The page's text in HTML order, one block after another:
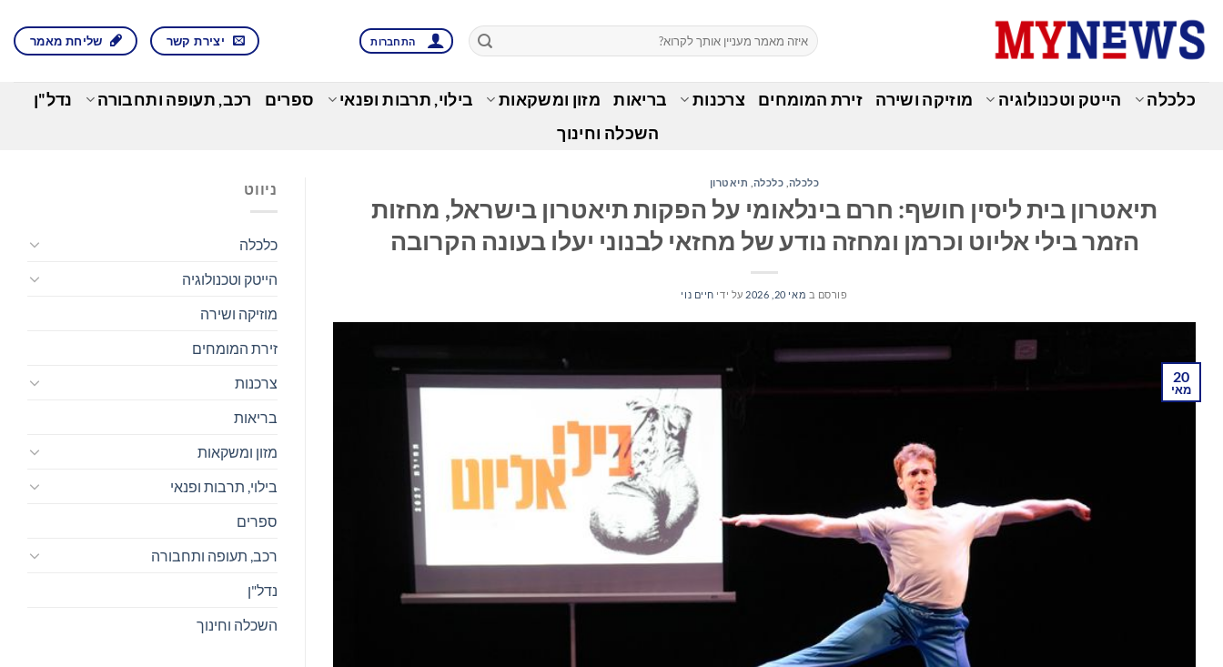
content
התחברות יצירת קשר שליחת מאמר
כלכלה הייטק וטכנולוגיה מוזיקה ושירה זירת המומחים צרכנות בריאות מזון ומשקאות בילוי, תרבות ופנאי ספרים רכב, תעופה ותחבורה
נדל"ן
השכלה וחינוך
כלכלה כלכלה תיאטרון
תיאטרון בית ליסין חושף: חרם בינלאומי על הפקות תיאטרון בישראל, מחזות
הזמר בילי אליוט וכרמן ומחזה נודע של מחזאי לבנוני יעלו בעונה הקרובה
פורסם ב מאי 20, 2026 על ידי חיים נוי
20
מאי
ניווט
כלכלה
הייטק וטכנולוגיה
מוזיקה ושירה
זירת המומחים
צרכנות
בריאות
מזון ומשקאות
בילוי, תרבות ופנאי
ספרים
רכב, תעופה ותחבורה
נדל"ן
השכלה וחינוך